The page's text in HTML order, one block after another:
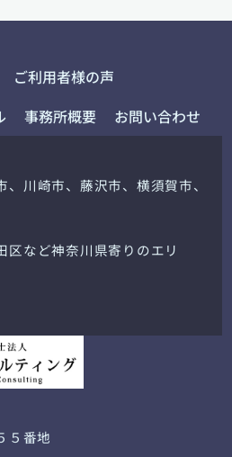
５番地
ご利用者様の声
事務所概要
お問い合わせ
川崎市、藤沢市、横須賀市、
区など神奈川県寄りのエリ